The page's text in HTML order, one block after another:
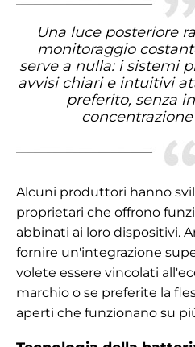
Una luce posteriore
monitoraggio
serve a nulla: i sistemi
avvisi chiari e intuitivi
preferito, senza
Alcuni produttori hanno
proprietari che offrono
abbinati ai loro dispositivi.
fornire un'integrazione
volete essere vincolati
marchio o se preferite la
aperti che funzionano su